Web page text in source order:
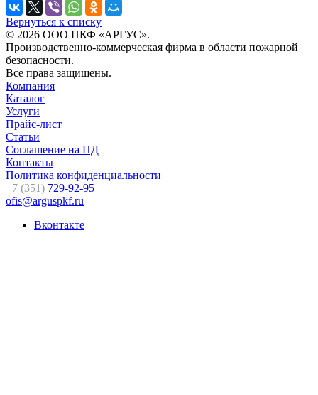
Вернуться к списку
© 2026 ООО ПКФ «АРГУС».
Производственно-коммерческая фирма в области пожарной
безопасности.
Все права защищены.
Компания
Каталог
Услуги
Прайс-лист
Статьи
Соглашение на ПД
Контакты
Политика конфиденциальности
+7 (351) 729-92-95
ofis@arguspkf.ru
Вконтакте